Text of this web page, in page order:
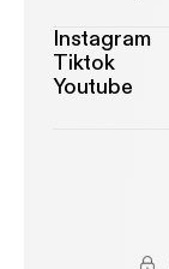
Instagram
Tiktok
Youtube